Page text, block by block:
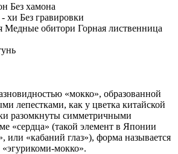
Без хамона
хи Без гравировки
Медные обитори Горная лиственница
«мокко», образованной
лепестками, как у цветка китайской
разомкнуты симметричными
«сердца» (такой элемент в Японии
или «кабаний глаз»), форма называется
мокко».